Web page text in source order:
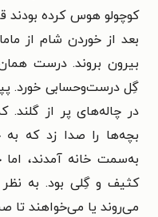
کوچولو هوس کرده بودند
بعد از خوردن شام‌ از
بیرون بروند. درست
گِل درست‌وحسابی خورد.
در چاله‌های پر از گلند.
بچه‌ها را صدا زد که به
به‌سمت خانه آمدند،
کثیف و گِلی بود. به
می‌روند یا می‌خواهند تا